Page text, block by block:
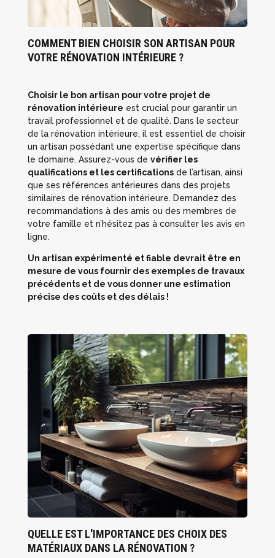
COMMENT BIEN CHOISIR SON ARTISAN POUR
VOTRE RÉNOVATION INTÉRIEURE ?
Choisir le bon artisan pour votre projet de
rénovation intérieure est crucial pour garantir un
travail professionnel et de qualité. Dans le secteur
de la rénovation intérieure, il est essentiel de choisir
un artisan possédant une expertise spécifique dans
le domaine. Assurez-vous de vérifier les
qualifications et les certificationsde l’artisan, ainsi
que ses références antérieures dans des projets
similaires de rénovation intérieure. Demandez des
recommandations à des amis ou des membres de
votre famille et n’hésitez pas à consulter les avis en
ligne.
Un artisan expérimenté et fiable devrait être en
mesure de vous fournir des exemples de travaux
précédents et de vous donner une estimation
précise des coûts et des délais !
QUELLE EST L'IMPORTANCE DES CHOIX DES
MATÉRIAUX DANS LA RÉNOVATION ?